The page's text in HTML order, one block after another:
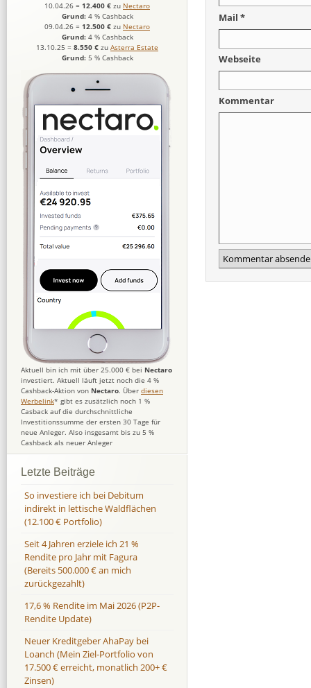
Mail *
Webseite
Kommentar
10.04.26 = 12.400 € zu Nectaro
Grund: 4 % Cashback
09.04.26 = 12.500 € zu Nectaro
Grund: 4 % Cashback
13.10.25 = 8.550 € zu Asterra Estate
Grund: 5 % Cashback
Aktuell bin ich mit über 25.000 € bei Nectaro
investiert. Aktuell läuft jetzt noch die 4 %
Cashback-Aktion von Nectaro. Über diesen
Werbelink* gibt es zusätzlich noch 1 %
Casback auf die durchschnittliche
Investitionssumme der ersten 30 Tage für
neue Anleger. Also insgesamt bis zu 5 %
Cashback als neuer Anleger
Letzte Beiträge
So investiere ich bei Debitum
indirekt in lettische Waldflächen
(12.100 € Portfolio)
Seit 4 Jahren erziele ich 21 %
Rendite pro Jahr mit Fagura
(Bereits 500.000 € an mich
zurückgezahlt)
17,6 % Rendite im Mai 2026 (P2P-
Rendite Update)
Neuer Kreditgeber AhaPay bei
Loanch (Mein Ziel-Portfolio von
17.500 € erreicht, monatlich 200+ €
Zinsen)